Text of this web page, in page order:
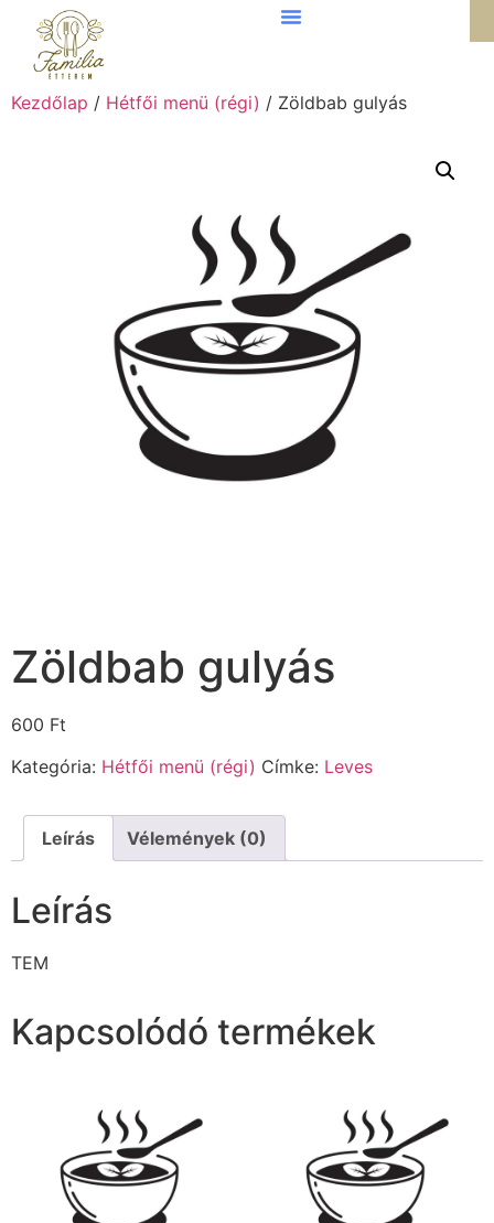
Kezdőlap / Hétfői menü (régi) / Zöldbab gulyás
Zöldbab gulyás
600 Ft
Kategória: Hétfői menü (régi) Címke: Leves
Leírás Vélemények (0)
Leírás
TEM
Kapcsolódó termékek